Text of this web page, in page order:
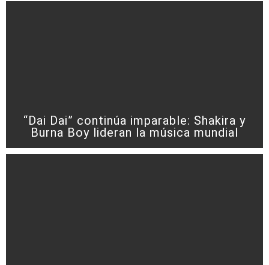
“Dai Dai” continúa imparable: Shakira y
Burna Boy lideran la música mundial